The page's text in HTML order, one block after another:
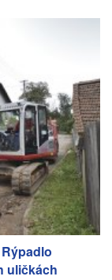
uličkách